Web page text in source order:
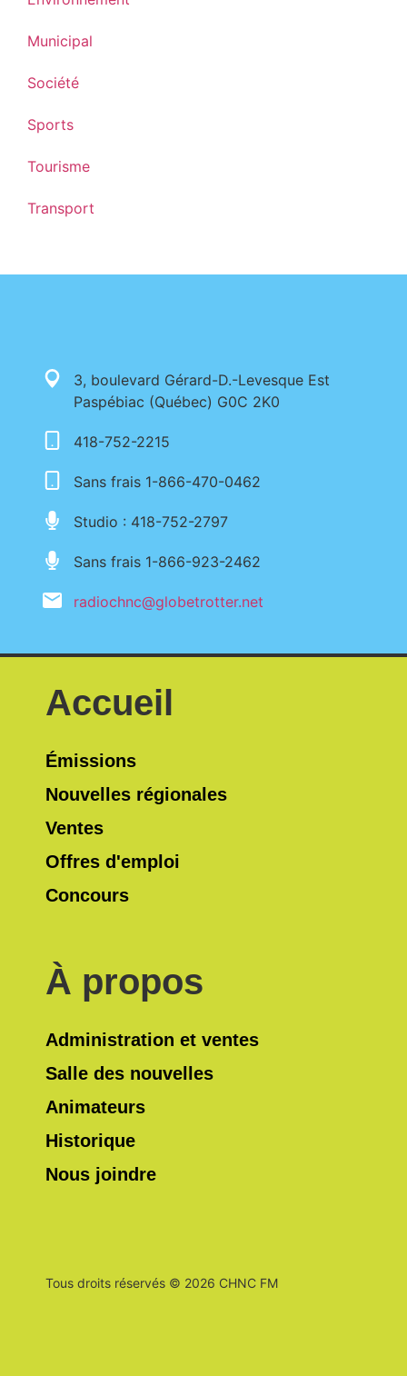
Municipal
Société
Sports
Tourisme
Transport
3, boulevard Gérard-D.-Levesque Est
Paspébiac (Québec) G0C 2K0
418-752-2215
Sans frais 1-866-470-0462
Studio : 418-752-2797
Sans frais 1-866-923-2462
radiochnc@globetrotter.net
Accueil
Émissions
Nouvelles régionales
Ventes
Offres d'emploi
Concours
À propos
Administration et ventes
Salle des nouvelles
Animateurs
Historique
Nous joindre
Tous droits réservés © 2026 CHNC FM